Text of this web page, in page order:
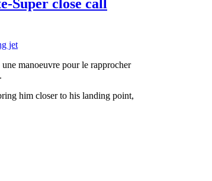
Super close call
manoeuvre pour le rapprocher
him closer to his landing point,